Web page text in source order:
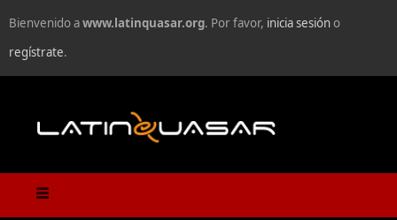
Bienvenido awww.latinquasar.org. Por favor, inicia sesióno
regístrate.